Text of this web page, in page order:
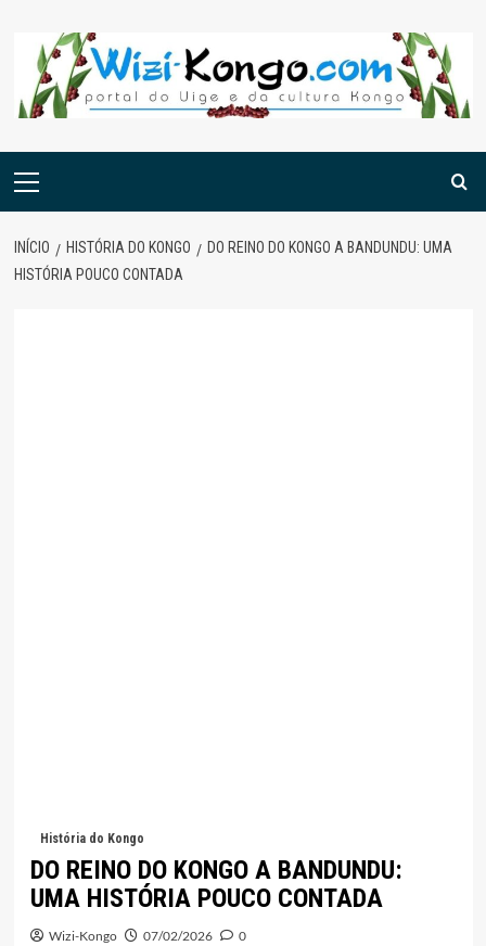
content
Menu
INÍCIO HISTÓRIA DO KONGO
DO REINO DO KONGO A BANDUNDU: UMA
HISTÓRIA POUCO CONTADA
História do Kongo
DO REINO DO KONGO A BANDUNDU:
UMA HISTÓRIA POUCO CONTADA
Wizi-Kongo 07/02/2026 0